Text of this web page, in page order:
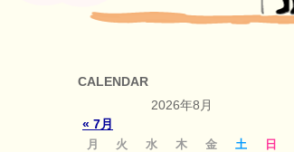
CALENDAR
2026年8月
« 7月
月 火 水 木 金 土 日